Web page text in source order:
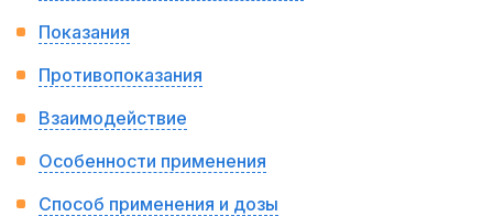
Показания
Противопоказания
Взаимодействие
Особенности применения
Способ применения и дозы